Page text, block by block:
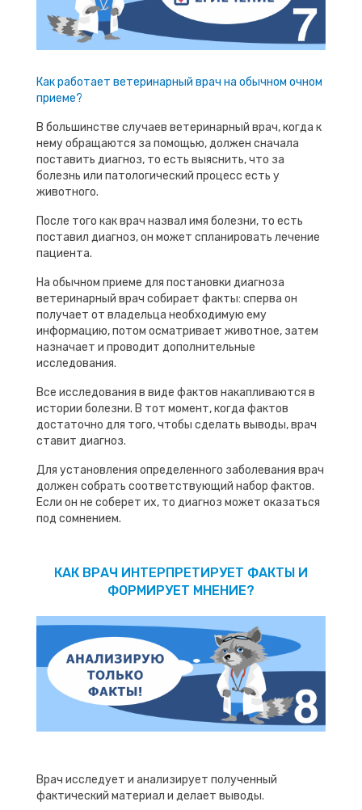
Как работает ветеринарный врач на обычном очном
приеме?
В большинстве случаев ветеринарный врач, когда к
нему обращаются за помощью, должен сначала
поставить диагноз, то есть выяснить, что за
болезнь или патологический процесс есть у
животного.
После того как врач назвал имя болезни, то есть
поставил диагноз, он может спланировать лечение
пациента.
На обычном приеме для постановки диагноза
ветеринарный врач собирает факты: сперва он
получает от владельца необходимую ему
информацию, потом осматривает животное, затем
назначает и проводит дополнительные
исследования.
Все исследования в виде фактов накапливаются в
истории болезни. В тот момент, когда фактов
достаточно для того, чтобы сделать выводы, врач
ставит диагноз.
Для установления определенного заболевания врач
должен собрать соответствующий набор фактов.
Если он не соберет их, то диагноз может оказаться
под сомнением.
КАК ВРАЧ ИНТЕРПРЕТИРУЕТ ФАКТЫ И
ФОРМИРУЕТ МНЕНИЕ?
Врач исследует и анализирует полученный
фактический материал и делает выводы.